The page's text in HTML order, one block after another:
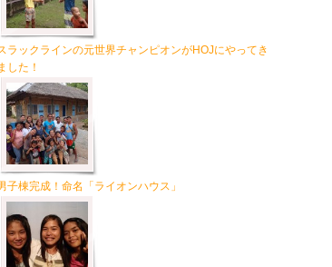
ラックラインの元世界チャンピオンがHOJにやってき
した！
子棟完成！命名「ライオンハウス」